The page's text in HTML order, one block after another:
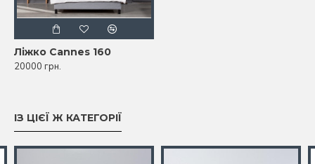
Ліжко Cannes 160
20000 грн.
ІЗ ЦІЄЇ Ж КАТЕГОРІЇ